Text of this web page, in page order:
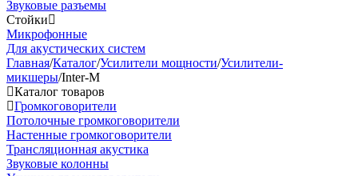
Звуковые разъемы
Стойки
Микрофонные
Для акустических систем
Главная/Каталог/Усилители мощности/Усилители-
микшеры/Inter-M
Каталог товаров
Громкоговорители
Потолочные громкоговорители
Настенные громкоговорители
Трансляционная акустика
Звуковые колонны